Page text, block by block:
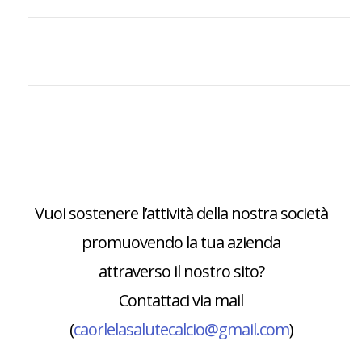
Vuoi sostenere l’attività della nostra società
promuovendo la tua azienda
attraverso il nostro sito?
Contattaci via mail
(caorlelasalutecalcio@gmail.com)